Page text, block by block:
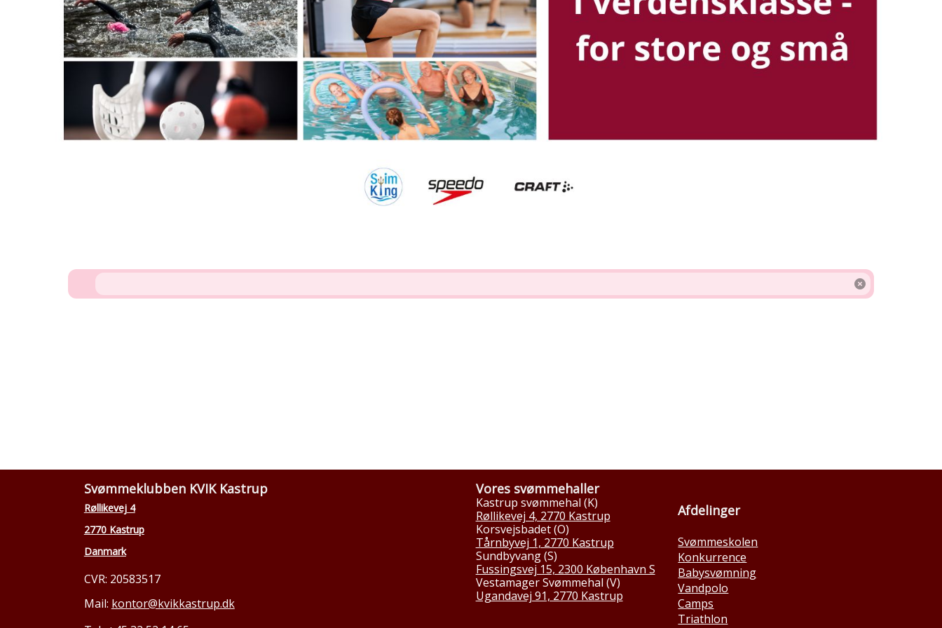
Svømmeklubben KVIK Kastrup
Røllikevej 4
2770 Kastrup
Danmark
CVR: 20583517
Mail: kontor@kvikkastrup.dk
Vores svømmehaller
Kastrup svømmehal (K)
Røllikevej 4, 2770 Kastrup
Korsvejsbadet (O)
Tårnbyvej 1, 2770 Kastrup
Sundbyvang (S)
Fussingsvej 15, 2300 København S
Vestamager Svømmehal (V)
Ugandavej 91, 2770 Kastrup
Afdelinger
Svømmeskolen
Konkurrence
Babysvømning
Vandpolo
Camps
Triathlon